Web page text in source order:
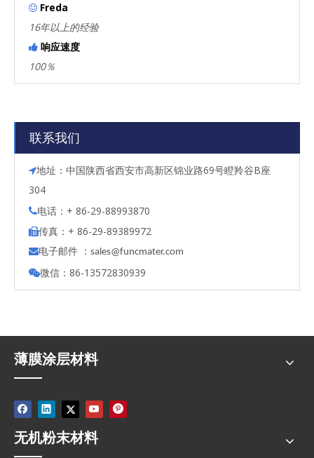
 Freda
16年以上的经验
 响应速度
100％
联系我们
地址：中国陕西省西安市高新区锦业路69号瞪羚谷B座
304
电话：+ 86-29-88993870
传真：+ 86-29-89389972
电子邮件 ： sales@funcmater.com
微信：86-13572830939
薄膜涂层材料
无机粉末材料